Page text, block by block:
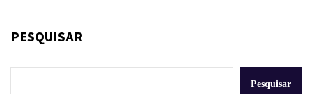
PESQUISAR
Pesquisar